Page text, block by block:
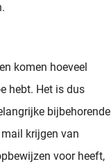
komen hoeveel
hebt. Het is dus
bijbehorende
krijgen van
voor heeft,